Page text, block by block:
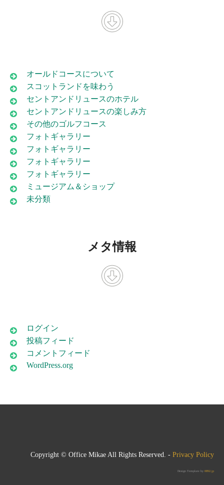
オールドコースについて
スコットランドを味わう
セントアンドリュースのホテル
セントアンドリュースの楽しみ方
その他のゴルフコース
フォトギャラリー
フォトギャラリー
フォトギャラリー
フォトギャラリー
ミュージアム＆ショップ
未分類
メタ情報
ログイン
投稿フィード
コメントフィード
WordPress.org
Copyright © Office Mikae All Rights Reserved. - Privacy Policy
Design Template by 0892.jp